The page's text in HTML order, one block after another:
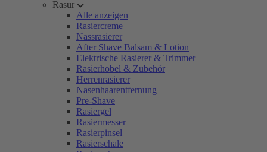
Rasur
Alle anzeigen
Rasiercreme
Nassrasierer
After Shave Balsam & Lotion
Elektrische Rasierer & Trimmer
Rasierhobel & Zubehör
Herrenrasierer
Nasenhaarentfernung
Pre-Shave
Rasiergel
Rasiermesser
Rasierpinsel
Rasierschale